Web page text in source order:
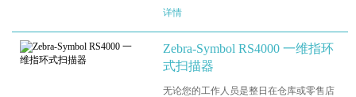
扫描器相匹配，您就为您的工作人员提供
率提升到新水平。您可以获得最耐用的指
环式扫描器，专为在仓库…
详情
Zebra-Symbol RS4000 一维指环
式扫描器
无论您的工作人员是整日在仓库或零售店